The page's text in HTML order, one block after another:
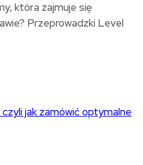
która zajmuje się
Przeprowadzki Level